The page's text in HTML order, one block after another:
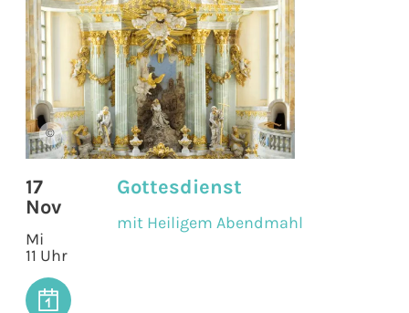
©
17
Nov
Mi
11 Uhr
Gottesdienst
mit Heiligem Abendmahl